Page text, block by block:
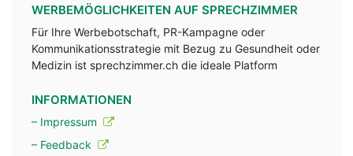
WERBEMÖGLICHKEITEN AUF SPRECHZIMMER
Für Ihre Werbebotschaft, PR-Kampagne oder
Kommunikationsstrategie mit Bezug zu Gesundheit oder
Medizin ist sprechzimmer.ch die ideale Platform
INFORMATIONEN
– Impressum
– Feedback